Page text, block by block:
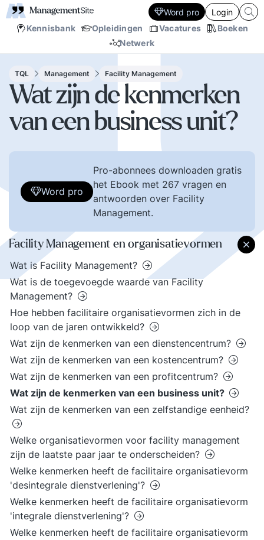
Kennisbank Opleidingen Vacatures
Boeken
Netwerk
Word pro Login
TQL Management Facility Management
Wat zijn de kenmerken
van een business unit?
Word pro
Pro-abonnees downloaden gratis
het Ebook met 267 vragen en
antwoorden over Facility
Management.
Facility Management en organisatievormen
Wat is Facility Management?
Wat is de toegevoegde waarde van Facility
Management?
Hoe hebben facilitaire organisatievormen zich in de
loop van de jaren ontwikkeld?
Wat zijn de kenmerken van een dienstencentrum?
Wat zijn de kenmerken van een kostencentrum?
Wat zijn de kenmerken van een profitcentrum?
Wat zijn de kenmerken van een business unit?
Wat zijn de kenmerken van een zelfstandige eenheid?
Welke organisatievormen voor facility management
zijn de laatste paar jaar te onderscheiden?
Welke kenmerken heeft de facilitaire organisatievorm
'desintegrale dienstverlening'?
Welke kenmerken heeft de facilitaire organisatievorm
'integrale dienstverlening'?
Welke kenmerken heeft de facilitaire organisatievorm